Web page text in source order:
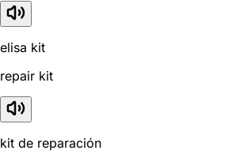
elisa kit
repair kit
kit de reparación